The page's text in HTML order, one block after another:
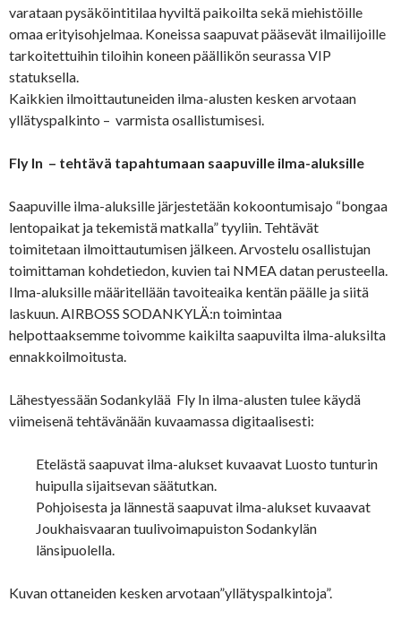
varataan pysäköintitilaa hyviltä paikoilta sekä miehistöille
omaa erityisohjelmaa. Koneissa saapuvat pääsevät ilmailijoille
tarkoitettuihin tiloihin koneen päällikön seurassa VIP
statuksella.
Kaikkien ilmoittautuneiden ilma-alusten kesken arvotaan
yllätyspalkinto – varmista osallistumisesi.
Fly In – tehtävä tapahtumaan saapuville ilma-aluksille
Saapuville ilma-aluksille järjestetään kokoontumisajo “bongaa
lentopaikat ja tekemistä matkalla” tyyliin. Tehtävät
toimitetaan ilmoittautumisen jälkeen. Arvostelu osallistujan
toimittaman kohdetiedon, kuvien tai NMEA datan perusteella.
Ilma-aluksille määritellään tavoiteaika kentän päälle ja siitä
laskuun. AIRBOSS SODANKYLÄ:n toimintaa
helpottaaksemme toivomme kaikilta saapuvilta ilma-aluksilta
ennakkoilmoitusta.
Lähestyessään Sodankylää Fly In ilma-alusten tulee käydä
viimeisenä tehtävänään kuvaamassa digitaalisesti:
Etelästä saapuvat ilma-alukset kuvaavat Luosto tunturin
huipulla sijaitsevan säätutkan.
Pohjoisesta ja lännestä saapuvat ilma-alukset kuvaavat
Joukhaisvaaran tuulivoimapuiston Sodankylän
länsipuolella.
Kuvan ottaneiden kesken arvotaan”yllätyspalkintoja”.